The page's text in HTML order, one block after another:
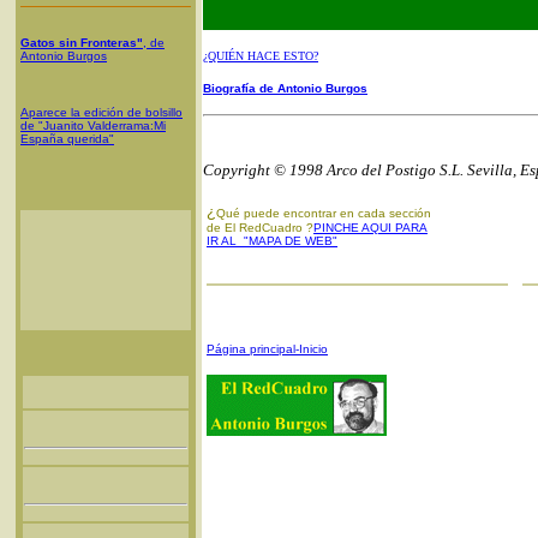
Gatos sin Fronteras" , de
Antonio Burgos
Aparece la edición de bolsillo
de "Juanito Valderrama:Mi
España querida"
¿QUIÉN HACE ESTO?
Biografía de Antonio Burgos
Copyright © 1998 Arco del Postigo S.L. Sevilla,
¿ Qué puede encontrar en cada sección
de El RedCuadro ?PINCHE AQUI PARA
IR AL "MAPA DE WEB"
Página principal-Inicio